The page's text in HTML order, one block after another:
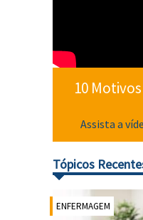
10
Assista a
Tópicos
ENFERMAGEM